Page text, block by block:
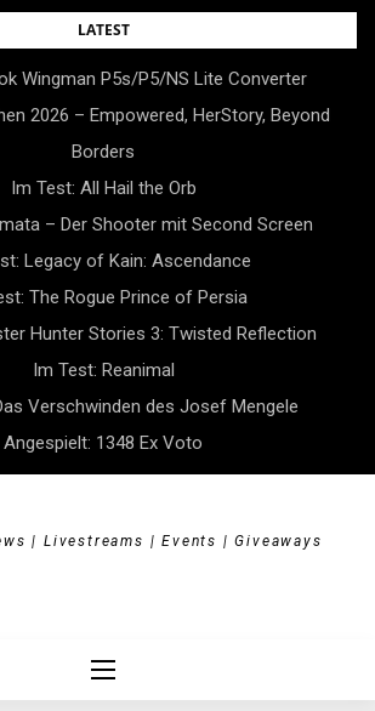
LATEST
Wingman P5s/P5/NS Lite Converter
2026 – Empowered, HerStory, Beyond
Borders
Im Test: All Hail the Orb
– Der Shooter mit Second Screen
Legacy of Kain: Ascendance
The Rogue Prince of Persia
Hunter Stories 3: Twisted Reflection
Im Test: Reanimal
Verschwinden des Josef Mengele
Angespielt: 1348 Ex Voto
| Livestreams | Events | Giveaways